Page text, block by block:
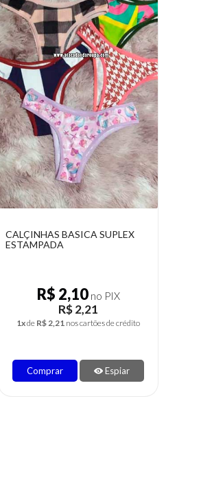
CALÇINHAS BASICA SUPLEX
ESTAMPADA
R$ 2,10no PIX
R$ 2,21
1xde R$ 2,21 nos cartões de crédito
Comprar Espiar